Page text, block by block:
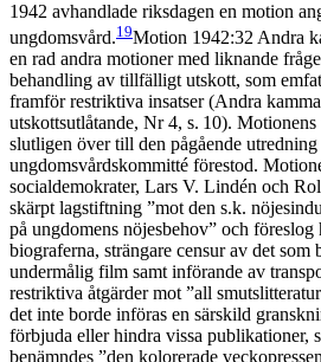
1942 avhandlade riksdagen en motion
ungdomsvård.19Motion 1942:32 Andra
en rad andra motioner med liknande
behandling av tillfälligt utskott, som
framför restriktiva insatser (Andra
utskottsutlåtande, Nr 4, s. 10).
slutligen över till den pågående utredning
ungdomsvårdskommitté förestod.
socialdemokrater, Lars V. Lindén och
skärpt lagstiftning ”mot den s.k.
på ungdomens nöjesbehov” och föreslog
biograferna, strängare censur av det som
undermålig film samt införande av
restriktiva åtgärder mot ”all
det inte borde införas en särskild
förbjuda eller hindra vissa publikationer,
benämndes ”den kolorerade